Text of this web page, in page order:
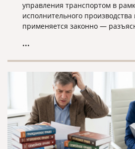
управления транспортом в
исполнительного производства
применяется законно —
...